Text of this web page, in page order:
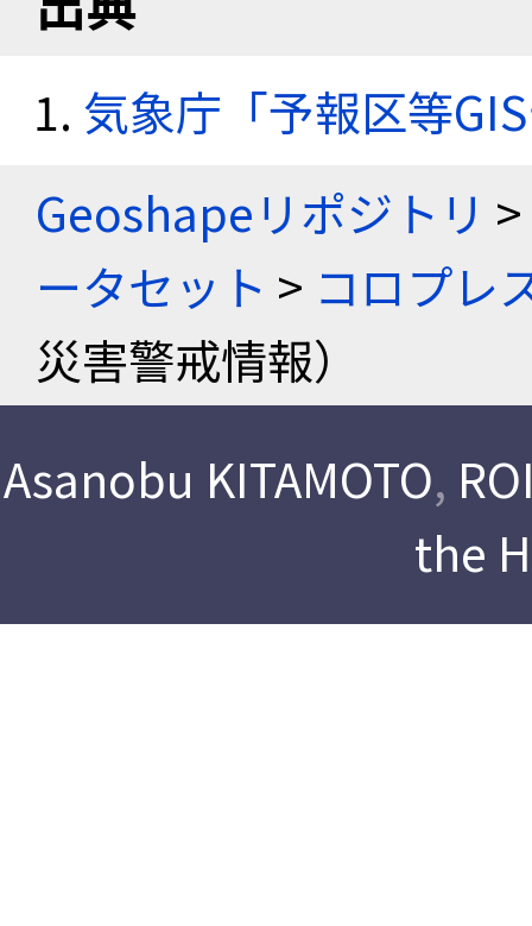
気象庁「予報区等
Geoshapeリポジトリ >
ータセット > コロプレ
災害警戒情報）
Asanobu KITAMOTO,
the